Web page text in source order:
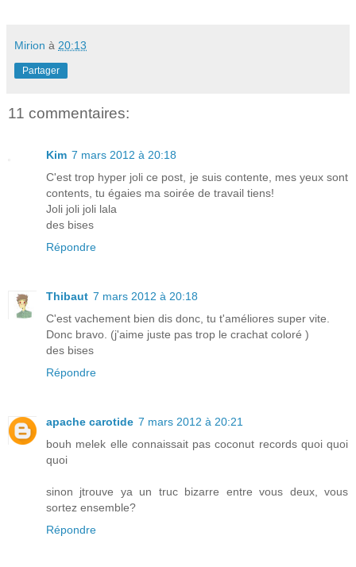
Mirion à 20:13
Partager
11 commentaires:
Kim 7 mars 2012 à 20:18
C'est trop hyper joli ce post, je suis contente, mes yeux sont
contents, tu égaies ma soirée de travail tiens!
Joli joli joli lala
des bises
Répondre
Thibaut 7 mars 2012 à 20:18
C'est vachement bien dis donc, tu t'améliores super vite.
Donc bravo. (j'aime juste pas trop le crachat coloré )
des bises
Répondre
apache carotide 7 mars 2012 à 20:21
bouh melek elle connaissait pas coconut records quoi quoi
quoi
sinon jtrouve ya un truc bizarre entre vous deux, vous
sortez ensemble?
Répondre